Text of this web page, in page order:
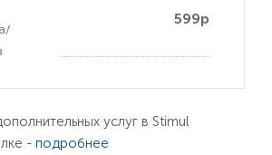
599р
услуг в Stimul
- подробнее